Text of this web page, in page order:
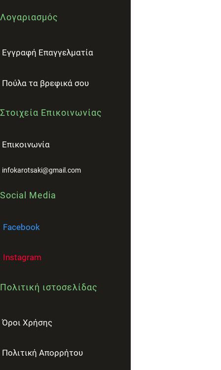
Λογαριασμός
Εγγραφή Επαγγελματία
Πούλα τα βρεφικά σου
Στοιχεία Επικοινωνίας
Επικοινωνία
infokarotsaki@gmail.com
Social Media
Facebook
Instagram
Πολιτική ιστοσελίδας
Όροι Χρήσης
Πολιτική Απορρήτου